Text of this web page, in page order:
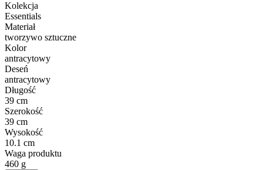
Kolekcja
Essentials
Materiał
tworzywo sztuczne
Kolor
antracytowy
Deseń
antracytowy
Długość
39 cm
Szerokość
39 cm
Wysokość
10.1 cm
Waga produktu
460 g